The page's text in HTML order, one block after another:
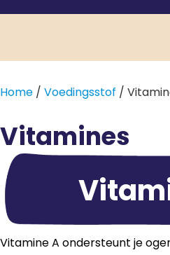
Home / Voedingsstof /
Vitamines
Vitamine A ondersteunt je